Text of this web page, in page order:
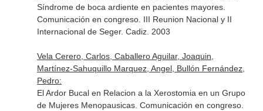
Síndrome de boca ardiente en pacientes mayores.
Comunicación en congreso. III Reunion Nacional y II
Internacional de Seger. Cadiz. 2003
Vela Cerero, Carlos, Caballero Aguilar, Joaquin,
Martínez-Sahuquillo Marquez, Angel, Bullón Fernández,
Pedro:
El Ardor Bucal en Relacion a la Xerostomia en un Grupo
de Mujeres Menopausicas. Comunicación en congreso.